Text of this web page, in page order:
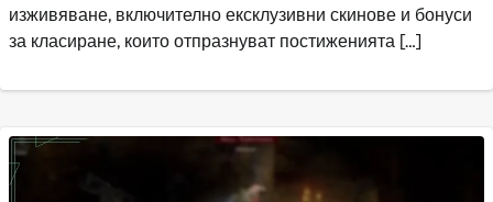
изживяване, включително ексклузивни скинове и бонуси
за класиране, които отпразнуват постиженията […]